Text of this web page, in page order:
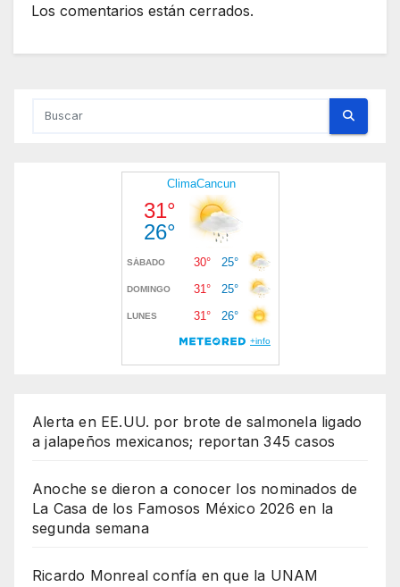
Los comentarios están cerrados.
Alerta en EE.UU. por brote de salmonela ligado
a jalapeños mexicanos; reportan 345 casos
Anoche se dieron a conocer los nominados de
La Casa de los Famosos México 2026 en la
segunda semana
Ricardo Monreal confía en que la UNAM